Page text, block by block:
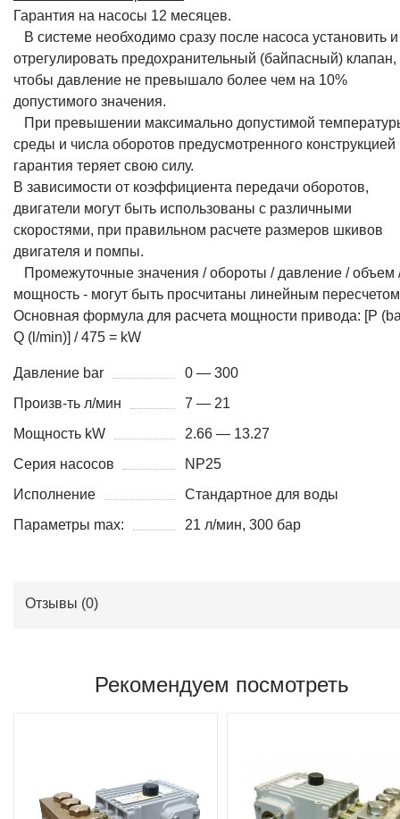
Гарантия на насосы 12 месяцев.
В системе необходимо сразу после насоса установить и
отрегулировать предохранительный (байпасный) клапан,
чтобы давление не превышало более чем на 10%
допустимого значения.
При превышении максимально допустимой
среды и числа оборотов предусмотренного конструкцией
гарантия теряет свою силу.
В зависимости от коэффициента передачи оборотов,
двигатели могут быть использованы с различными
скоростями, при правильном расчете размеров шкивов
двигателя и помпы.
Промежуточные значения / обороты / давление / объем
мощность - могут быть просчитаны линейным
Основная формула для расчета мощности привода: [P
Q (l/min)] / 475 = kW
Давление bar
0 — 300
Произв-ть л/мин
7 — 21
Мощность kW
2.66 — 13.27
Серия насосов
NP25
Исполнение
Стандартное для воды
Параметры max:
21 л/мин, 300 бар
Отзывы (0)
Рекомендуем посмотреть